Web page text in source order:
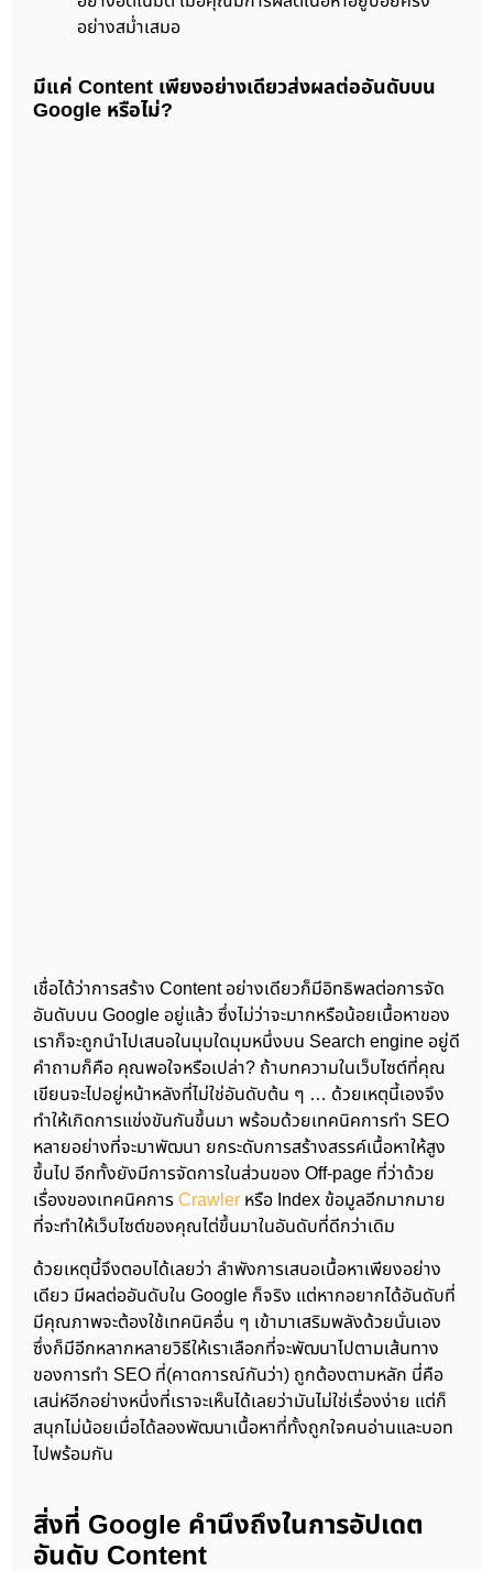
อย่างสม่ำเสมอ
มีแค่ Content เพียงอย่างเดียวส่งผลต่ออันดับบน
Google หรือไม่?
เชื่อได้ว่าการสร้าง Content อย่างเดียวก็มีอิทธิพลต่อการจัด
อันดับบน Google อยู่แล้ว ซึ่งไม่ว่าจะมากหรือน้อยเนื้อหาของ
เราก็จะถูกนำไปเสนอในมุมใดมุมหนึ่งบน Search engine อยู่ดี
คำถามก็คือ คุณพอใจหรือเปล่า? ถ้าบทความในเว็บไซต์ที่คุณ
เขียนจะไปอยู่หน้าหลังที่ไม่ใช่อันดับต้น ๆ … ด้วยเหตุนี้เองจึง
ทำให้เกิดการแข่งขันกันขึ้นมา พร้อมด้วยเทคนิคการทำ SEO
หลายอย่างที่จะมาพัฒนา ยกระดับการสร้างสรรค์เนื้อหาให้สูง
ขึ้นไป อีกทั้งยังมีการจัดการในส่วนของ Off-page ที่ว่าด้วย
เรื่องของเทคนิคการ Crawler หรือ Index ข้อมูลอีกมากมาย
ที่จะทำให้เว็บไซต์ของคุณไต่ขึ้นมาในอันดับที่ดีกว่าเดิม
ด้วยเหตุนี้จึงตอบได้เลยว่า ลำพังการเสนอเนื้อหาเพียงอย่าง
เดียว มีผลต่ออันดับใน Google ก็จริง แต่หากอยากได้อันดับที่
มีคุณภาพจะต้องใช้เทคนิคอื่น ๆ เข้ามาเสริมพลังด้วยนั่นเอง
ซึ่งก็มีอีกหลากหลายวิธีให้เราเลือกที่จะพัฒนาไปตามเส้นทาง
ของการทำ SEO ที่(คาดการณ์กันว่า) ถูกต้องตามหลัก นี่คือ
เสน่ห์อีกอย่างหนึ่งที่เราจะเห็นได้เลยว่ามันไม่ใช่เรื่องง่าย แต่ก็
สนุกไม่น้อยเมื่อได้ลองพัฒนาเนื้อหาที่ทั้งถูกใจคนอ่านและบอท
ไปพร้อมกัน
สิ่งที่ Google คำนึงถึงในการอัปเดต
อันดับ Content